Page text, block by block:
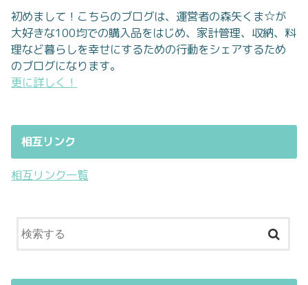
初めまして！こちらのブログは、運営者の森矢くま☆が
大好きな100均での購入品をはじめ、家計管理、収納、料
理など暮らしを幸せにするための行動をシェアするため
のブログになります。
更に詳しく！
相互リンク
相互リンク一覧